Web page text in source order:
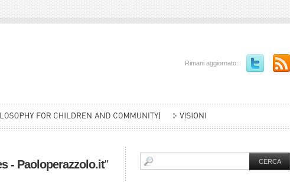
Rimani aggiornato:
- Paoloperazzolo.it"